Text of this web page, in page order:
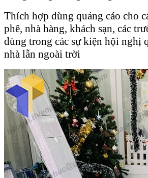
Thích hợp dùng quảng cáo cho
phê, nhà hàng, khách sạn, các
dùng trong các sự kiện hội nghị
nhà lẫn ngoài trời